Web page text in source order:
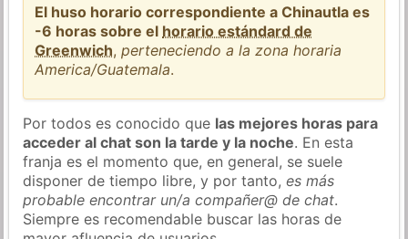
El huso horario correspondiente a Chinautla es
-6 horas sobre el horario estándard de
Greenwich,perteneciendo a la zona horaria
America/Guatemala.
Por todos es conocido que las mejores horas para
acceder al chat son la tarde y la noche. En esta
franja es el momento que, en general, se suele
disponer de tiempo libre, y por tanto,es más
probable encontrar un/a compañer@ de chat.
Siempre es recomendable buscar las horas de